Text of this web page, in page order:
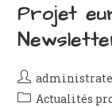
Projet
Auteur/autrice
de
PostActualités